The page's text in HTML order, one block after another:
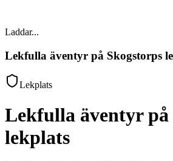
Laddar...
Lekfulla äventyr på Skogstorps
Lekplats
Lekfulla äventyr på
lekplats